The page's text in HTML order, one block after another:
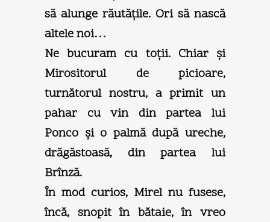
să alunge răutăţile. Ori să nască
altele noi…
Ne bucuram cu toţii. Chiar şi
Mirositorul de picioare,
turnătorul nostru, a primit un
pahar cu vin din partea lui
Ponco şi o palmă după ureche,
drăgăstoasă, din partea lui
Brînză.
În mod curios, Mirel nu fusese,
încă, snopit în bătaie, în vreo